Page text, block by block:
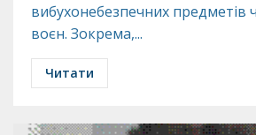
вибухонебезпечних предметів
воєн. Зокрема,...
Читати